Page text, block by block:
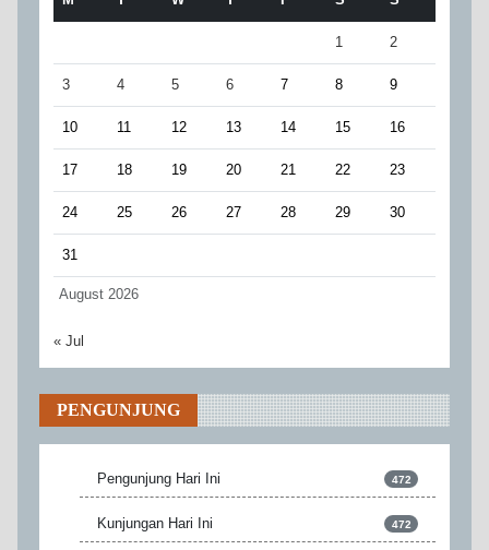
August 2026
1 2
3 4 5 6 7 8 9
10 11 12 13 14 15 16
17 18 19 20 21 22 23
24 25 26 27 28 29 30
31
« Jul
PENGUNJUNG
Pengunjung Hari Ini 472
Kunjungan Hari Ini 472